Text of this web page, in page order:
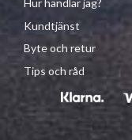
Hur handlar jag?
Kundtjänst
Byte och retur
Tips och råd